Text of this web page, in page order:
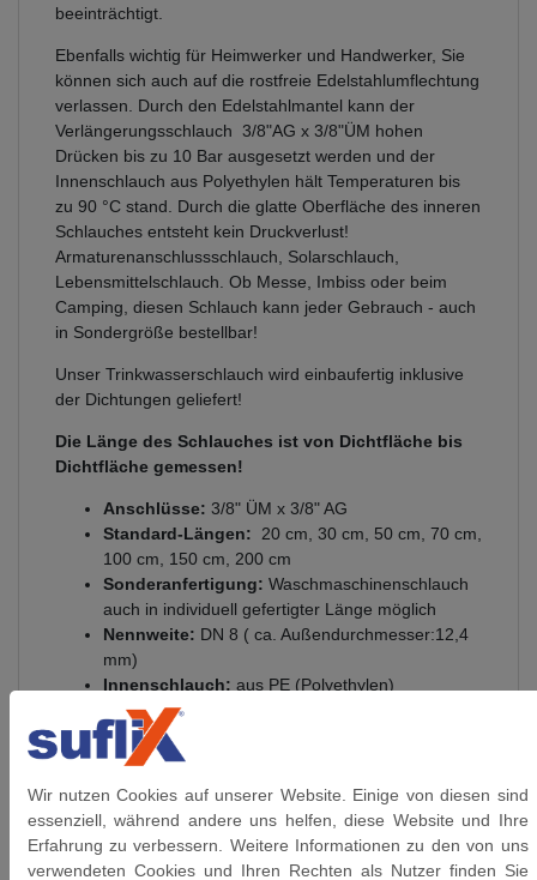
beeinträchtigt.
Ebenfalls wichtig für Heimwerker und Handwerker, Sie
können sich auch auf die rostfreie Edelstahlumflechtung
verlassen. Durch den Edelstahlmantel kann der
Verlängerungsschlauch 3/8"AG x 3/8"ÜM hohen
Drücken bis zu 10 Bar ausgesetzt werden und der
Innenschlauch aus Polyethylen hält Temperaturen bis
zu 90 °C stand. Durch die glatte Oberfläche des inneren
Schlauches entsteht kein Druckverlust!
Armaturenanschlussschlauch, Solarschlauch,
Lebensmittelschlauch. Ob Messe, Imbiss oder beim
Camping, diesen Schlauch kann jeder Gebrauch - auch
in Sondergröße bestellbar!
Unser Trinkwasserschlauch wird einbaufertig inklusive
der Dichtungen geliefert!
Die Länge des Schlauches ist von Dichtfläche bis
Dichtfläche gemessen!
Anschlüsse: 3/8" ÜM x 3/8" AG
Standard-Längen: 20 cm, 30 cm, 50 cm, 70 cm,
100 cm, 150 cm, 200 cm
Sonderanfertigung: Waschmaschinenschlauch
auch in individuell gefertigter Länge möglich
Nennweite: DN 8 ( ca. Außendurchmesser:12,4
mm)
Innenschlauch: aus PE (Polyethylen)
Innen-Ø:ca. 7,8 mm /
Biegeradius:
Anschlüsse:
Umflechtung:
Edelstahl 1.4301
Presshülsen:
Edelstahl 1.4301
Gewinde:
flachdichtendem Gewinde DIN 228
(G-Gewinde)
Wir nutzen Cookies auf unserer Website. Einige von diesen sind
essenziell, während andere uns helfen, diese Website und Ihre
Erfahrung zu verbessern. Weitere Informationen zu den von uns
verwendeten Cookies und Ihren Rechten als Nutzer finden Sie